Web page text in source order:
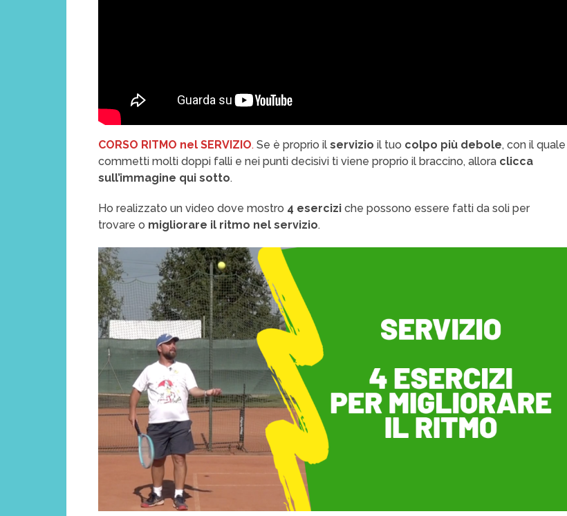
CORSO RITMO nel SERVIZIO. Se è proprio ilservizio il tuo colpo più debole, con il quale
commetti molti doppi falli e nei punti decisivi ti viene proprio il braccino, allora clicca
sull’immagine qui sotto.
Ho realizzato un video dove mostro 4 esercizi che possono essere fatti da soli per
trovare o migliorare il ritmo nel servizio.